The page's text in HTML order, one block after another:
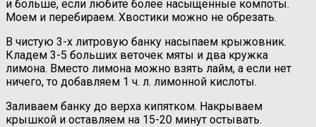
и больше, если любите более насыщенные компоты.
Моем и перебираем. Хвостики можно не обрезать.
В чистую 3-х литровую банку насыпаем крыжовник.
Кладем 3-5 больших веточек мяты и два кружка
лимона. Вместо лимона можно взять лайм, а если нет
ничего, то добавляем 1 ч. л. лимонной кислоты.
Заливаем банку до верха кипятком. Накрываем
крышкой и оставляем на 15-20 минут остывать.